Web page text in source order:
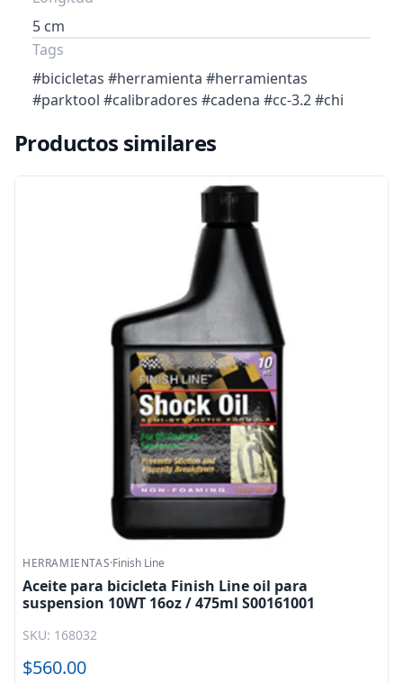
5 cm
Tags
#bicicletas #herramienta #herramientas
#parktool #calibradores #cadena #cc-3.2 #chi
Productos similares
HERRAMIENTAS·Finish Line
Aceite para bicicleta Finish Line oil para
suspension 10WT 16oz / 475ml S00161001
SKU: 168032
$560.00